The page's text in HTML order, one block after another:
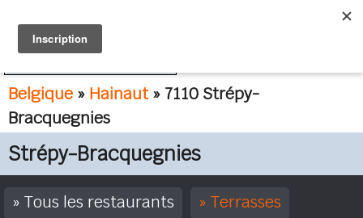
Belgique » Hainaut» 7110 Strépy-
Bracquegnies
Strépy-Bracquegnies
Tous les restaurants Terrasses